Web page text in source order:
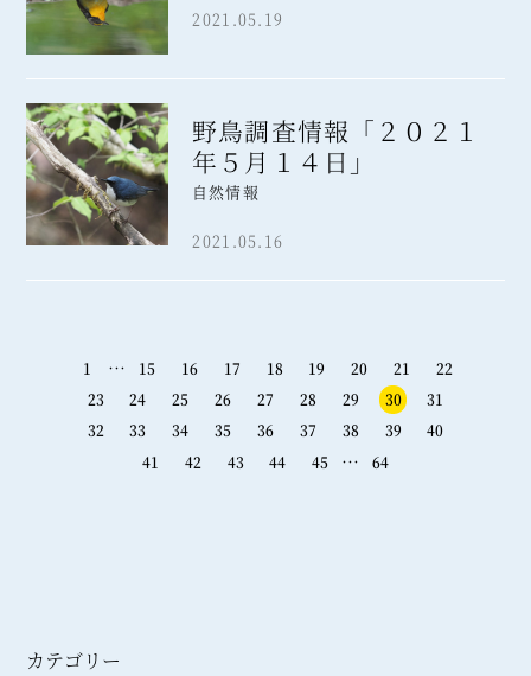
2021.05.19
野鳥調査情報「２０２１
年５月１４日」
自然情報
2021.05.16
1 … 15 16 17 18 19 20 21
22
23
24 25 26 27 28 29 30
31
32
33 34 35 36 37 38 39
40
41
42 43 44 45 … 64
カテゴリー